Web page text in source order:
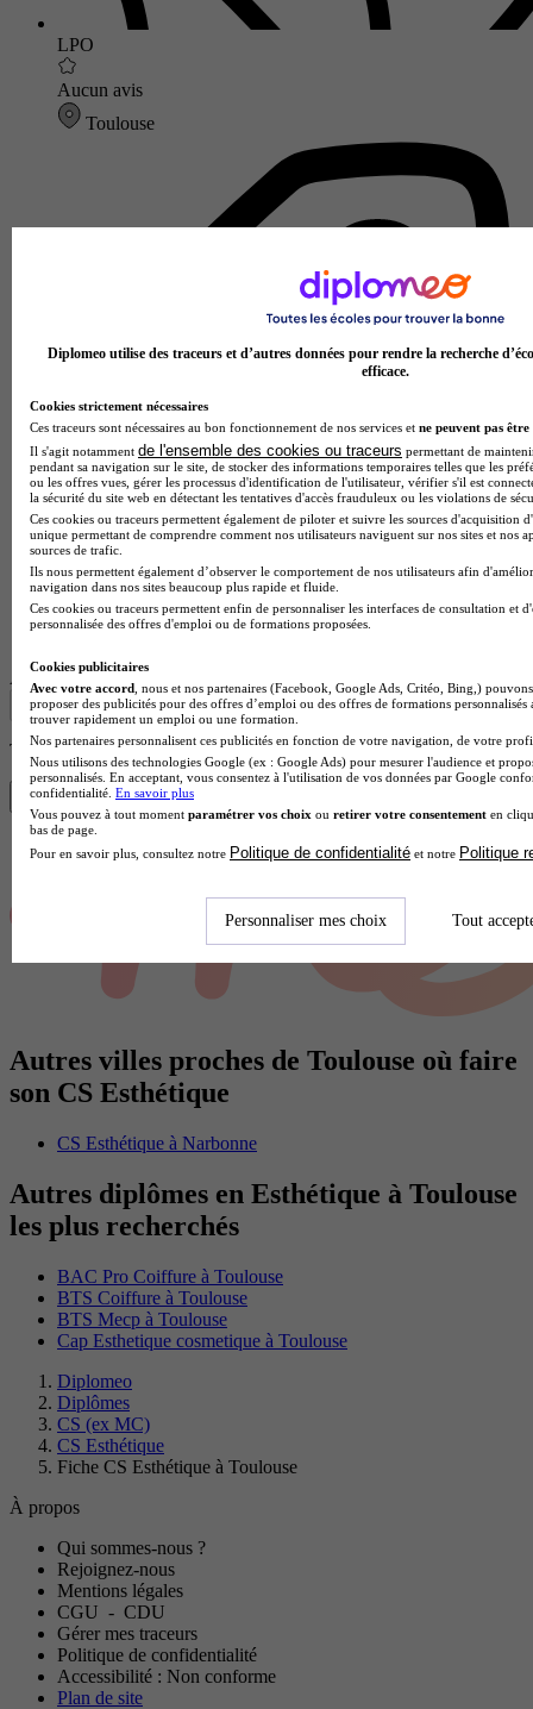
LPO
Aucun avis
Toulouse
Lycée professionnel
Voir l’établissement
Afficher plus de résultats
Trouve ton CS en 1 min avec Diplomeo !
Trouver mon école
Autres villes proches de Toulouse où faire
son CS Esthétique
CS Esthétique à Narbonne
Autres diplômes en Esthétique à Toulouse
les plus recherchés
BAC Pro Coiffure à Toulouse
BTS Coiffure à Toulouse
BTS Mecp à Toulouse
Cap Esthetique cosmetique à Toulouse
Diplomeo
Diplômes
CS (ex MC)
CS Esthétique
Fiche CS Esthétique à Toulouse
À propos
Qui sommes-nous ?
Rejoignez-nous
Mentions légales
CGU - CDU
Gérer mes traceurs
Politique de confidentialité
Accessibilité : Non conforme
Plan de site
Diplomeo utilise des traceurs et d’autres données pour rendre la recherche
efficace.
Cookies strictement nécessaires
Ces traceurs sont nécessaires au bon fonctionnement de nos services et ne peuvent pas être
Il s'agit notamment de l'ensemble des cookies ou traceurs permettant de
pendant sa navigation sur le site, de stocker des informations temporaires telles que les
ou les offres vues, gérer les processus d'identification de l'utilisateur, vérifier s'il est
la sécurité du site web en détectant les tentatives d'accès frauduleux ou les violations de
Ces cookies ou traceurs permettent également de piloter et suivre les sources d'acquisition
unique permettant de comprendre comment nos utilisateurs naviguent sur nos sites et nos
sources de trafic.
Ils nous permettent également d’observer le comportement de nos utilisateurs afin
navigation dans nos sites beaucoup plus rapide et fluide.
Ces cookies ou traceurs permettent enfin de personnaliser les interfaces de consultation et
personnalisée des offres d'emploi ou de formations proposées.
Cookies publicitaires
Avec votre accord , nous et nos partenaires (Facebook, Google Ads, Critéo, Bing,)
proposer des publicités pour des offres d’emploi ou des offres de formations
trouver rapidement un emploi ou une formation.
Nos partenaires personnalisent ces publicités en fonction de votre navigation, de votre
Nous utilisons des technologies Google (ex : Google Ads) pour mesurer l'audience et
personnalisés. En acceptant, vous consentez à l'utilisation de vos données par Google
confidentialité. En savoir plus
Vous pouvez à tout moment paramétrer vos choix ou retirer votre consentement en
bas de page.
Pour en savoir plus, consultez notre Politique de confidentialité et notre Politique
Personnaliser mes choix Tout